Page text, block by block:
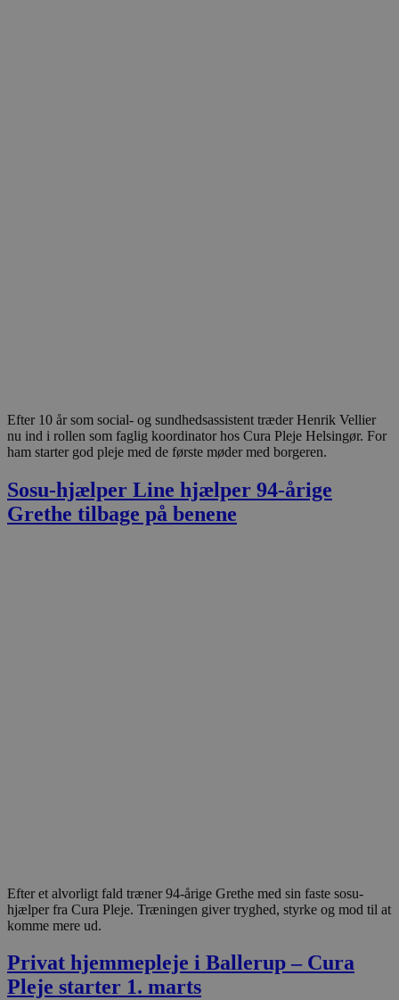
Efter 10 år som social- og sundhedsassistent træder Henrik Vellier
nu ind i rollen som faglig koordinator hos Cura Pleje Helsingør. For
ham starter god pleje med de første møder med borgeren.
Sosu-hjælper Line hjælper 94-årige
Grethe tilbage på benene
Efter et alvorligt fald træner 94-årige Grethe med sin faste sosu-
hjælper fra Cura Pleje. Træningen giver tryghed, styrke og mod til at
komme mere ud.
Privat hjemmepleje i Ballerup – Cura
Pleje starter 1. marts